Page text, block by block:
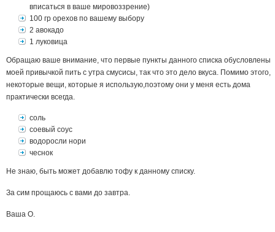
вписаться в ваше мировоззрение)
100 гр орехов по вашему выбору
2 авокадо
1 луковица
Обращаю ваше внимание, что первые пункты данного списка обусловлены
моей привычкой пить с утра смусисы, так что это дело вкуса. Помимо этого,
некоторые вещи, которые я использую,поэтому они у меня есть дома
практически всегда.
соль
соевый соус
водоросли нори
чеснок
Не знаю, быть может добавлю тофу к данному списку.
За сим прощаюсь с вами до завтра.
Ваша О.